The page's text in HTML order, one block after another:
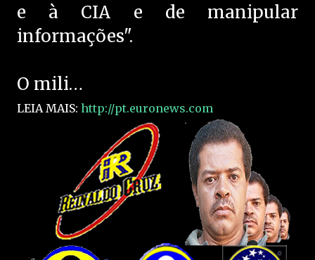
e à CIA e de manipular
informações".
O mili…
LEIA MAIS: http://pt.euronews.com